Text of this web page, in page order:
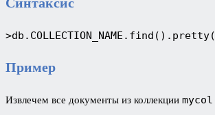
Пример
Извлечем все документы из коллекции mycol